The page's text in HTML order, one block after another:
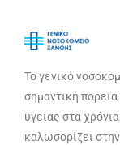
Το γενικό
σημαντική
υγείας στα
καλωσορίζει